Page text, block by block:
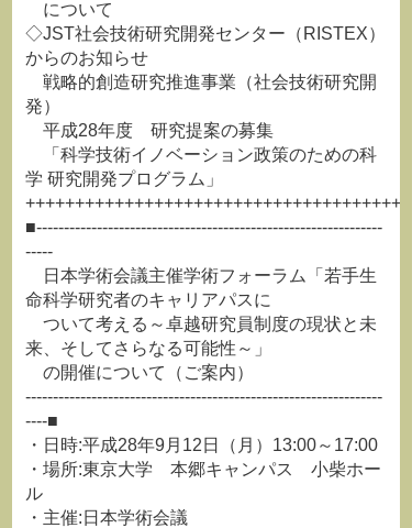
について
◇JST社会技術研究開発センター（RISTEX）
からのお知らせ
戦略的創造研究推進事業（社会技術研究開
発）
平成28年度 研究提案の募集
「科学技術イノベーション政策のための科
学 研究開発プログラム」
■---------------------------------------------------------------
-----
日本学術会議主催学術フォーラム「若手生
命科学研究者のキャリアパスに
ついて考える～卓越研究員制度の現状と未
来、そしてさらなる可能性～」
の開催について（ご案内）
-----------------------------------------------------------------
----■
・日時:平成28年9月12日（月）13:00～17:00
・場所:東京大学 本郷キャンパス 小柴ホー
ル
・主催:日本学術会議